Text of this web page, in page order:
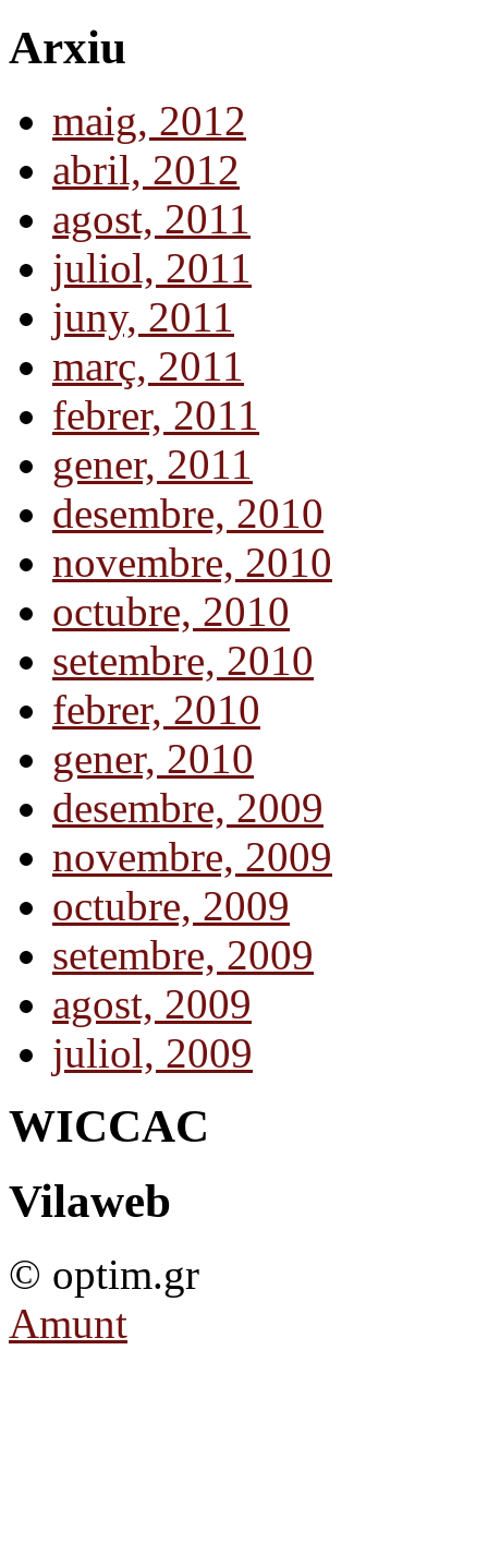
Arxiu
maig, 2012
abril, 2012
agost, 2011
juliol, 2011
juny, 2011
març, 2011
febrer, 2011
gener, 2011
desembre, 2010
novembre, 2010
octubre, 2010
setembre, 2010
febrer, 2010
gener, 2010
desembre, 2009
novembre, 2009
octubre, 2009
setembre, 2009
agost, 2009
juliol, 2009
WICCAC
Vilaweb
© optim.gr
Amunt